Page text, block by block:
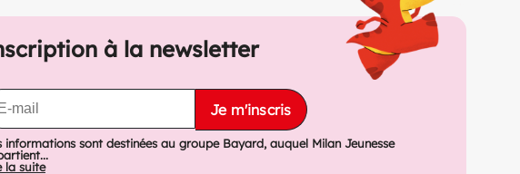
à la newsletter
Je m'inscris
informations sont destinées au groupe Bayard, auquel Milan Jeunesse
la suite